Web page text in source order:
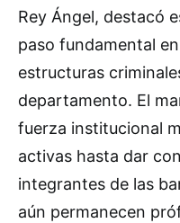
Rey Ángel, destacó
paso fundamental
estructuras
departamento. El
fuerza institucional
activas hasta dar
integrantes de las
aún permanecen